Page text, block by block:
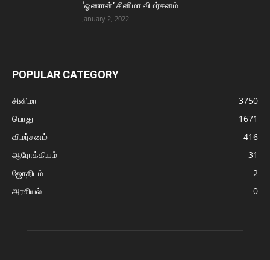
‘ஓணான்’ சினிமா விமர்சனம்
January 2, 2022
POPULAR CATEGORY
சினிமா
3750
பொது
1671
விமர்சனம்
416
ஆரோக்கியம்
31
ஜோதிடம்
2
அரசியல்
0